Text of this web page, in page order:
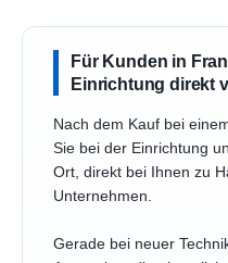
Für Kunden in
Einrichtung direkt
Nach dem Kauf bei
Sie bei der Einrichtung
Ort, direkt bei Ihnen zu
Unternehmen.
Gerade bei neuer